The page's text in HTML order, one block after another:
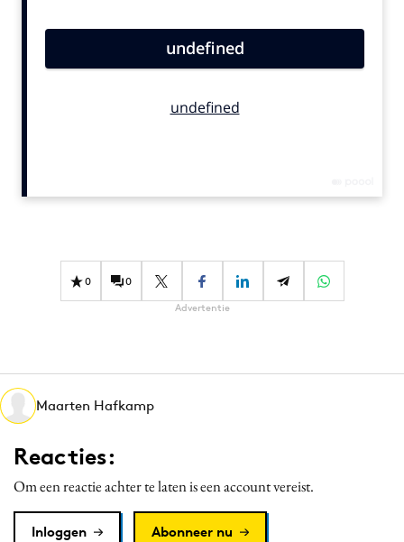
Carriere
Diversiteit
Interne communicatie
Martech
Media
Merkstrategie
PR
Purpose Marketing
0 0
Advertentie
Maarten Hafkamp
Reacties:
Om een reactie achter te laten is een account vereist.
Inloggen Abonneer nu